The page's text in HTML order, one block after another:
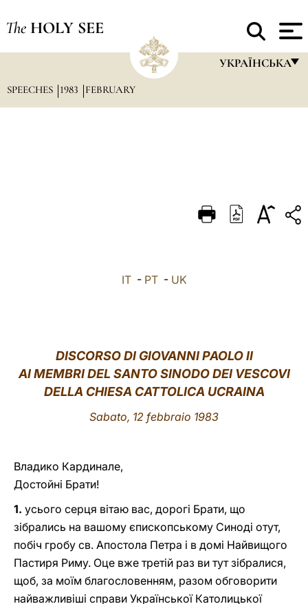
The HOLY SEE
УКРАЇНСЬКА
DEUTSCH
SPEECHES 1983 FEBRUARY
IT- PT- UK
DISCORSO DI GIOVANNI PAOLO II
AI MEMBRI DEL SANTO SINODO DEI VESCOVI
DELLA CHIESA CATTOLICA UCRAINA
Sabato, 12 febbraio 1983
Владико Кардинале,
Достойні Брати!
1. усього серця вітаю вас, дорогі Брати, що
зібрались на вашому єпископському Синоді отут,
побіч гробу св. Апостола Петра і в домі Найвищого
Пастиря Риму. Оце вже третій раз ви тут зібралися,
щоб, за моїм благословенням, разом обговорити
найважливіші справи Української Католицької